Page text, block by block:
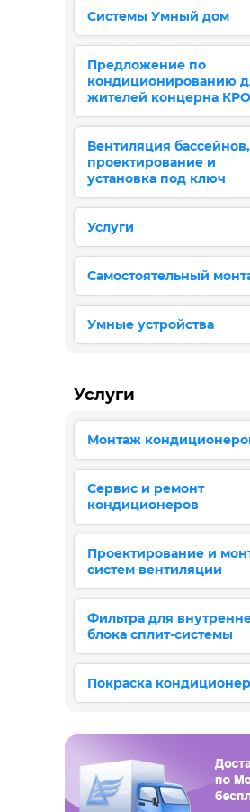
Системы Умный дом
Предложение по
кондиционированию
жителей концерна
Вентиляция бассейнов,
проектирование и
установка под ключ
Услуги
Самостоятельный
Умные устройства
Услуги
Монтаж
Сервис и ремонт
кондиционеров
Проектирование и
систем вентиляции
Фильтра для
блока сплит-системы
Покраска